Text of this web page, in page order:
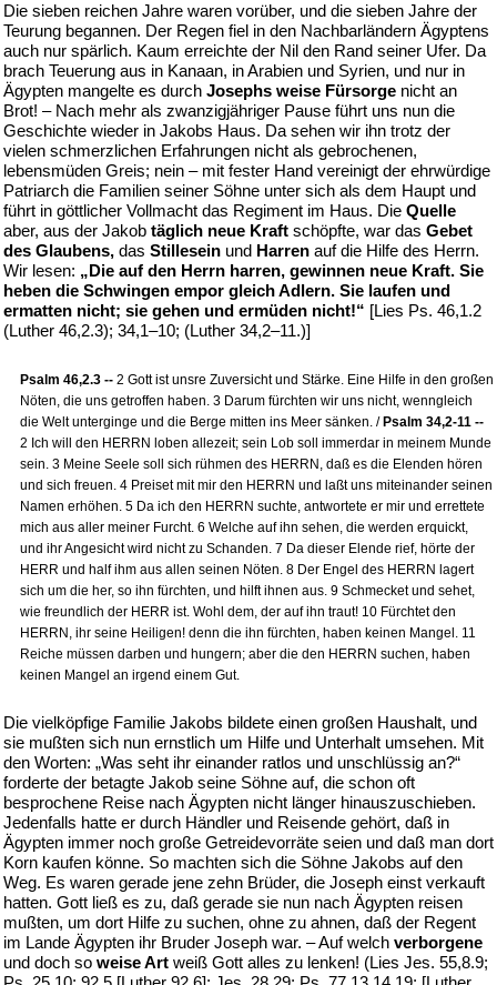
Die sieben reichen Jahre waren vorüber, und die sieben Jahre der
Teurung begannen. Der Regen fiel in den Nachbarländern Ägyptens
auch nur spärlich. Kaum erreichte der Nil den Rand seiner Ufer. Da
brach Teuerung aus in Kanaan, in Arabien und Syrien, und nur in
Ägypten mangelte es durch Josephs weise Fürsorge nicht an
Brot! – Nach mehr als zwanzigjähriger Pause führt uns nun die
Geschichte wieder in Jakobs Haus. Da sehen wir ihn trotz der
vielen schmerzlichen Erfahrungen nicht als gebrochenen,
lebensmüden Greis; nein – mit fester Hand vereinigt der ehrwürdige
Patriarch die Familien seiner Söhne unter sich als dem Haupt und
führt in göttlicher Vollmacht das Regiment im Haus. Die Quelle
aber, aus der Jakob täglich neue Kraft schöpfte, war das Gebet
des Glaubens, das Stillesein und Harren auf die Hilfe des Herrn.
Wir lesen: „Die auf den Herrn harren, gewinnen neue Kraft. Sie
heben die Schwingen empor gleich Adlern. Sie laufen und
ermatten nicht; sie gehen und ermüden nicht!“ [Lies Ps. 46,1.2
(Luther 46,2.3); 34,1–10; (Luther 34,2–11.)]
Psalm 46,2.3 -- 2 Gott ist unsre Zuversicht und Stärke. Eine Hilfe in den großen
Nöten, die uns getroffen haben. 3 Darum fürchten wir uns nicht, wenngleich
die Welt unterginge und die Berge mitten ins Meer sänken. / Psalm 34,2-11 --
2 Ich will den HERRN loben allezeit; sein Lob soll immerdar in meinem Munde
sein. 3 Meine Seele soll sich rühmen des HERRN, daß es die Elenden hören
und sich freuen. 4 Preiset mit mir den HERRN und laßt uns miteinander seinen
Namen erhöhen. 5 Da ich den HERRN suchte, antwortete er mir und errettete
mich aus aller meiner Furcht. 6 Welche auf ihn sehen, die werden erquickt,
und ihr Angesicht wird nicht zu Schanden. 7 Da dieser Elende rief, hörte der
HERR und half ihm aus allen seinen Nöten. 8 Der Engel des HERRN lagert
sich um die her, so ihn fürchten, und hilft ihnen aus. 9 Schmecket und sehet,
wie freundlich der HERR ist. Wohl dem, der auf ihn traut! 10 Fürchtet den
HERRN, ihr seine Heiligen! denn die ihn fürchten, haben keinen Mangel. 11
Reiche müssen darben und hungern; aber die den HERRN suchen, haben
keinen Mangel an irgend einem Gut.
Die vielköpfige Familie Jakobs bildete einen großen Haushalt, und
sie mußten sich nun ernstlich um Hilfe und Unterhalt umsehen. Mit
den Worten: „Was seht ihr einander ratlos und unschlüssig an?“
forderte der betagte Jakob seine Söhne auf, die schon oft
besprochene Reise nach Ägypten nicht länger hinauszuschieben.
Jedenfalls hatte er durch Händler und Reisende gehört, daß in
Ägypten immer noch große Getreidevorräte seien und daß man dort
Korn kaufen könne. So machten sich die Söhne Jakobs auf den
Weg. Es waren gerade jene zehn Brüder, die Joseph einst verkauft
hatten. Gott ließ es zu, daß gerade sie nun nach Ägypten reisen
mußten, um dort Hilfe zu suchen, ohne zu ahnen, daß der Regent
im Lande Ägypten ihr Bruder Joseph war. – Auf welch verborgene
und doch so weise Art weiß Gott alles zu lenken! (Lies Jes. 55,8.9;